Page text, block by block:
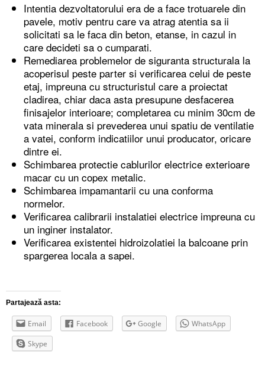
Intentia dezvoltatorului era de a face trotuarele din
pavele, motiv pentru care va atrag atentia sa ii
solicitati sa le faca din beton, etanse, in cazul in
care decideti sa o cumparati.
Remediarea problemelor de siguranta structurala la
acoperisul peste parter si verificarea celui de peste
etaj, impreuna cu structuristul care a proiectat
cladirea, chiar daca asta presupune desfacerea
finisajelor interioare; completarea cu minim 30cm de
vata minerala si prevederea unui spatiu de ventilatie
a vatei, conform indicatiilor unui producator, oricare
dintre ei.
Schimbarea protectie cablurilor electrice exterioare
macar cu un copex metalic.
Schimbarea impamantarii cu una conforma
normelor.
Verificarea calibrarii instalatiei electrice impreuna cu
un inginer instalator.
Verificarea existentei hidroizolatiei la balcoane prin
spargerea locala a sapei.
Partajează asta:
Email Facebook Google
WhatsApp
Skype